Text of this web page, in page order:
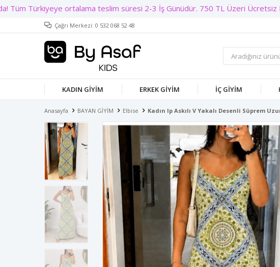
Çağrı Merkezi: 0 532 068 52 48
KADIN GIYIM ERKEK GIYIM İÇ GIYIM
Anasayfa BAYAN GİYİM Elbise Kadın Ip Askılı V Yakalı Desenli Süprem